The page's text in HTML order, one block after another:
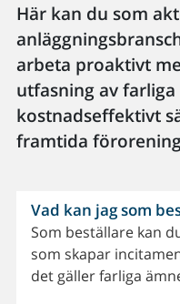
Här kan du som
arbeta proaktivt
utfasning av
kostnadseffektivt
framtida
Vad kan jag som
Som beställare kan
som skapar
det gäller farliga